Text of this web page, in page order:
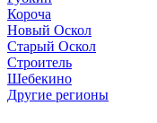
Короча
Новый Оскол
Старый Оскол
Строитель
Шебекино
Другие регионы